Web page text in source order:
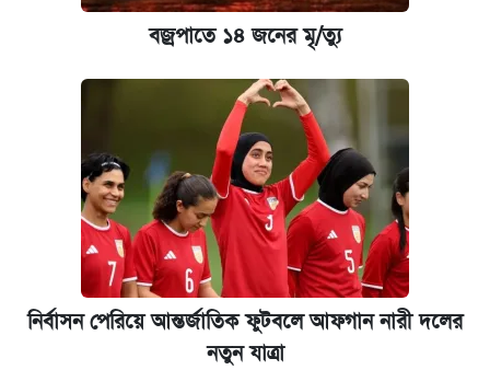
বজ্রপাতে ১৪ জনের মৃ/ত্যু
নির্বাসন পেরিয়ে আন্তর্জাতিক ফুটবলে আফগান নারী দলের
নতুন যাত্রা